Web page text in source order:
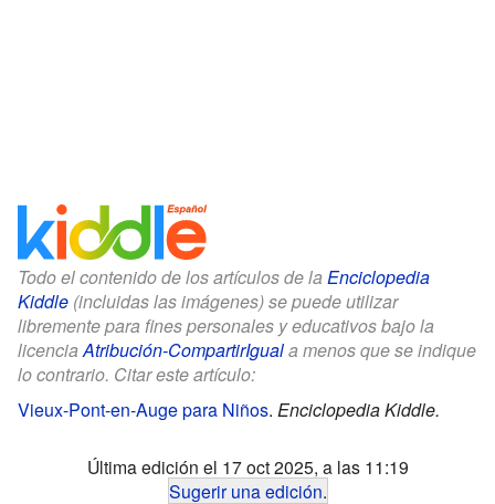
Todo el contenido de los artículos de la Enciclopedia
Kiddle (incluidas las imágenes) se puede utilizar
libremente para fines personales y educativos bajo la
licenciaAtribución-CompartirIguala menos que se indique
lo contrario. Citar este artículo:
Vieux-Pont-en-Auge para Niños. Enciclopedia Kiddle.
Última edición el 17 oct 2025, a las 11:19
Sugerir una edición.